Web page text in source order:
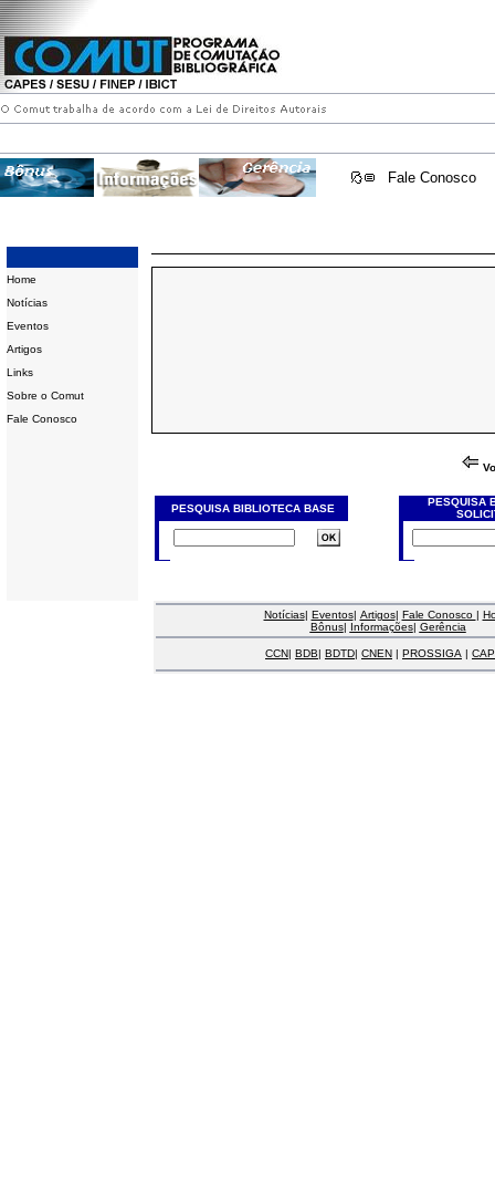
Fale Conosco
Home
Notícias
Eventos
Artigos
Links
Sobre o Comut
Fale Conosco
PESQUISA BIBLIOTECA BASE
PESQUISA
Notícias| Eventos| Artigos| Fale Conosco |
Bônus| Informações| Gerência
CCN| BDB| BDTD| CNEN | PROSSIGA |